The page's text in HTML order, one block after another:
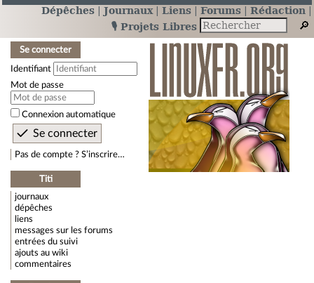
Dépêches Journaux Liens Forums
Rédaction
🎙️ Projets Libres
Se connecter
Identifiant
Mot de passe
Connexion automatique
Pas de compte ? S’inscrire…
Titi
journaux
dépêches
liens
messages sur les forums
entrées du suivi
ajouts au wiki
commentaires